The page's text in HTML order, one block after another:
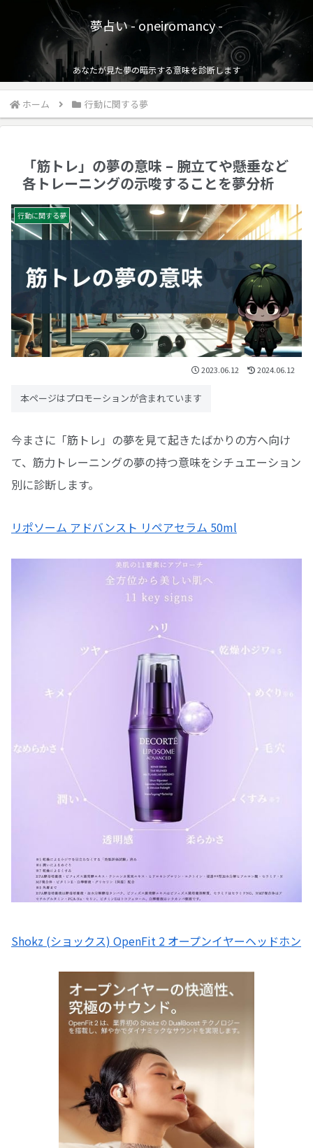
夢占い - oneiromancy -
あなたが見た夢の暗示する意味を診断します
ホーム 行動に関する夢
「筋トレ」の夢の意味 – 腕立てや懸垂など
各トレーニングの示唆することを夢分析
行動に関する夢
2023.06.12 2024.06.12
本ページはプロモーションが含まれています
今まさに「筋トレ」の夢を見て起きたばかりの方へ向け
て、筋力トレーニングの夢の持つ意味をシチュエーション
別に診断します。
リポソーム アドバンスト リペアセラム 50ml
Shokz (ショックス) OpenFit 2 オープンイヤーヘッドホン